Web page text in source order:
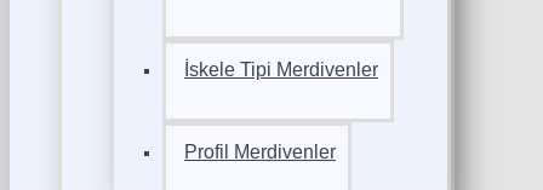
İskele Tipi Merdivenler
Profil Merdivenler